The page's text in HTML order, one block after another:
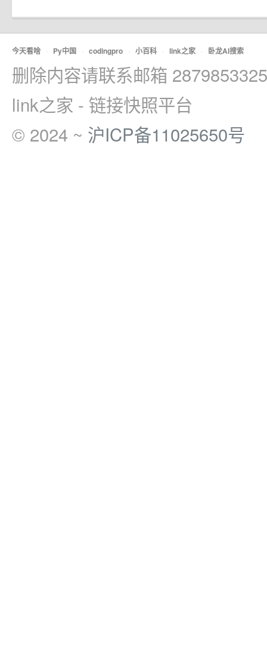
今天看啥 · Py中国 · codingpro · 小百科 · link之家 · 卧龙AI搜索
删除内容请联系邮箱
link之家 - 链接快照平台
© 2024 ~ 沪ICP备11025650号